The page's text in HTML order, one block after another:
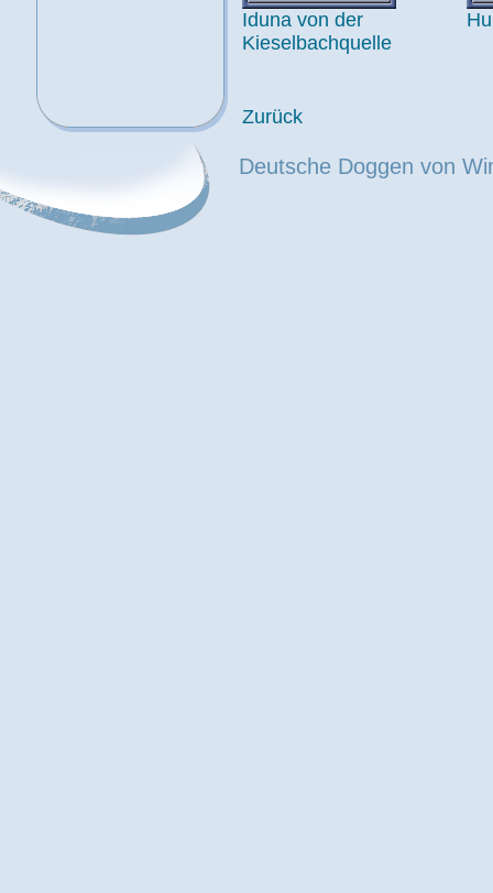
Iduna von der
Kieselbachquelle
Zurück
Deutsche Doggen von